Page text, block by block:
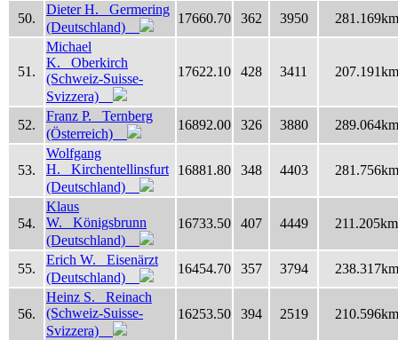
50.
Dieter H. Germering
(Deutschland)
17660.70 362 3950 281.169km
51.
Michael
K. Oberkirch
(Schweiz-Suisse-
Svizzera)
17622.10 428 3411 207.191km
52.
Franz P. Ternberg
(Österreich)
16892.00 326 3880 289.064km
53.
Wolfgang
H. Kirchentellinsfurt
(Deutschland)
16881.80 348 4403 281.756km
54.
Klaus
W. Königsbrunn
(Deutschland)
16733.50 407 4449 211.205km
55.
Erich W. Eisenärzt
(Deutschland)
16454.70 357 3794 238.317km
56.
Heinz S. Reinach
(Schweiz-Suisse-
Svizzera)
16253.50 394 2519 210.596km